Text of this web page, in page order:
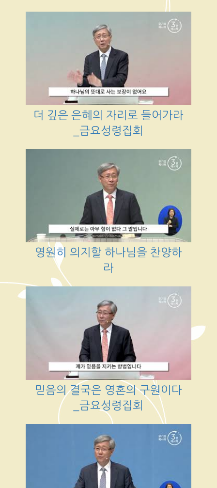
더 깊은 은혜의 자리로 들어가라
_금요성령집회
영원히 의지할 하나님을 찬양하
라
믿음의 결국은 영혼의 구원이다
_금요성령집회